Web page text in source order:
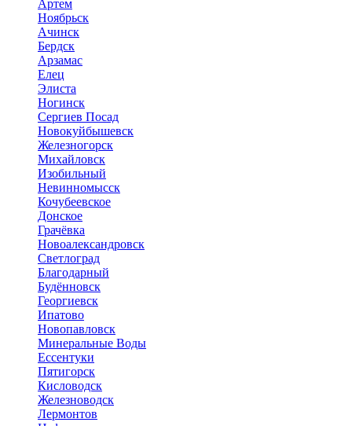
Артем
Ноябрьск
Ачинск
Бердск
Арзамас
Елец
Элиста
Ногинск
Сергиев Посад
Новокуйбышевск
Железногорск
Михайловск
Изобильный
Невинномысск
Кочубеевское
Донское
Грачёвка
Новоалександровск
Светлоград
Благодарный
Будённовск
Георгиевск
Ипатово
Новопавловск
Минеральные Воды
Ессентуки
Пятигорск
Кисловодск
Железноводск
Лермонтов